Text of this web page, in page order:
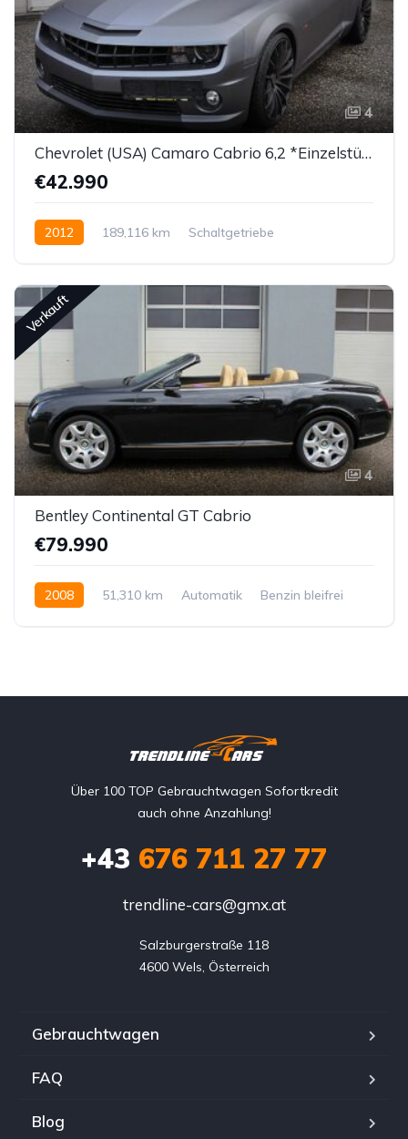
4
Chevrolet (USA) Camaro Cabrio 6,2 *Einzelstück!*
€42.990
2012 189,116 km
Schaltgetriebe
Verkauft
4
Bentley Continental GT Cabrio
€79.990
2008 51,310 km Automatik
Benzin bleifrei
Über 100 TOP Gebrauchtwagen Sofortkredit
auch ohne Anzahlung!
+43 676 711 27 77
trendline-cars@gmx.at
Salzburgerstraße 118
4600 Wels, Österreich
Gebrauchtwagen
FAQ
Blog